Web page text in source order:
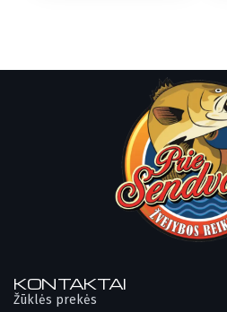
KONTAKTAI
Žūklės prekės